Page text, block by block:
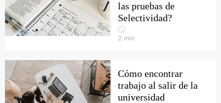
las pruebas de
Selectividad?
2 min
Cómo encontrar
trabajo al salir de la
universidad